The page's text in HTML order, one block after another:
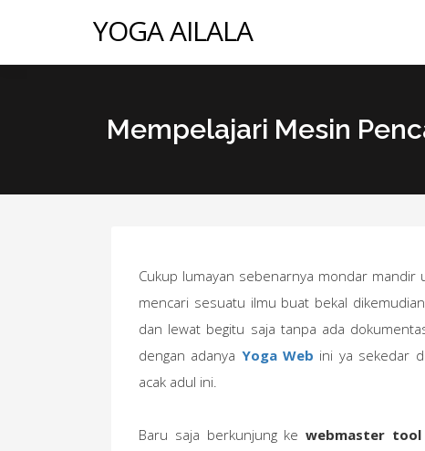
YOGA AILALA
Mempelajari Mesin
Cukup lumayan sebenarnya mondar mandir
mencari sesuatu ilmu buat bekal
dan lewat begitu saja tanpa ada
dengan adanya Yoga Web ini ya sekedar
acak adul ini.
Baru saja berkunjung kewebmaster